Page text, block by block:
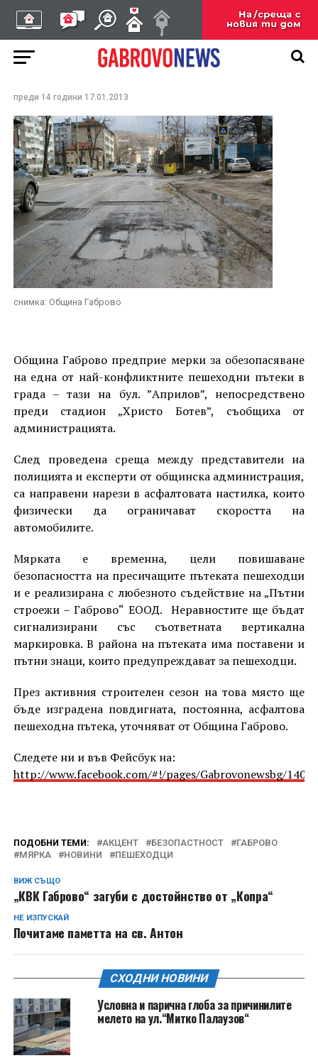
Мярка за безопасност
на пешеходците на
бул.“Априлов“
преди 14 години 17.01.2013
снимка: Община Габрово
Община Габрово предприе мерки за обезопасяване
на една от най-конфликтните пешеходни пътеки в
града – тази на бул. ”Априлов”, непосредствено
преди стадион „Христо Ботев”, съобщиха от
администрацията.
След проведена среща между представители на
полицията и експерти от общинска администрация,
са направени нарези в асфалтовата настилка, които
физически да ограничават скоростта на
автомобилите.
Мярката е временна, цели повишаване
безопасността на пресичащите пътеката пешеходци
и е реализирана с любезното съдействие на „Пътни
строежи – Габрово“ ЕООД. Неравностите ще бъдат
сигнализирани със съответната вертикална
маркировка. В района на пътеката има поставени и
пътни знаци, които предупреждават за пешеходци.
През активния строителен сезон на това място ще
бъде изградена повдигната, постоянна, асфалтова
пешеходна пътека, уточняват от Община Габрово.
Следете ни и във Фейсбук на:
http://www.facebook.com/#!/pages/Gabrovonewsbg/
ПОДОБНИ ТЕМИ: АКЦЕНТ БЕЗОПАСТНОСТ
ГАБРОВО
МЯРКА
НОВИНИ ПЕШЕХОДЦИ
ВИЖ СЪЩО
„КВК Габрово“ загуби с достойнство от „Копра“
НЕ ИЗПУСКАЙ
Почитаме паметта на св. Антон
СХОДНИ НОВИНИ
Условна и парична глоба за причинилите
мелето на ул.“Митко Палаузов“